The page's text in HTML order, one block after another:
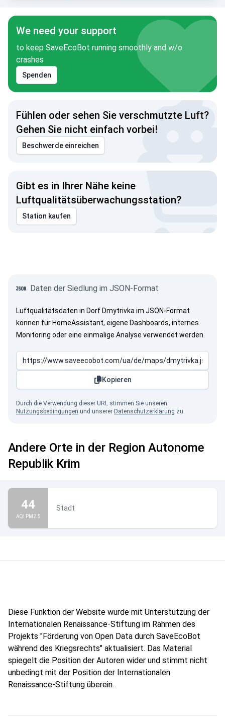
We need your support
to keep SaveEcoBot running smoothly and w/o
crashes
Spenden
Fühlen oder sehen Sie verschmutzte Luft?
Gehen Sie nicht einfach vorbei!
Beschwerde einreichen
Gibt es in Ihrer Nähe keine
Luftqualitätsüberwachungsstation?
Station kaufen
Daten der Siedlung im JSON-Format
Luftqualitätsdaten in Dorf Dmytrivka im JSON-Format
können für HomeAssistant, eigene Dashboards, internes
Monitoring oder eine einmalige Analyse verwendet werden.
Kopieren
Durch die Verwendung dieser URL stimmen Sie unseren
Nutzungsbedingungen und unserer Datenschutzerklärung zu.
Andere Orte in der Region Autonome
Republik Krim
44
AQI PM2.5
Stadt
Diese Funktion der Website wurde mit Unterstützung der
Internationalen Renaissance-Stiftung im Rahmen des
Projekts "Förderung von Open Data durch SaveEcoBot
während des Kriegsrechts" aktualisiert. Das Material
spiegelt die Position der Autoren wider und stimmt nicht
unbedingt mit der Position der Internationalen
Renaissance-Stiftung überein.